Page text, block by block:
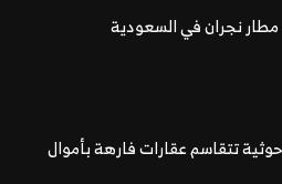
نجران في السعودية
تتقاسم عقارات فارهة بأموال